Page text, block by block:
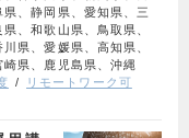
、静岡県、愛知県、三
、和歌山県、鳥取県、
県、愛媛県、高知県、
県、鹿児島県、沖縄
リモートワーク可